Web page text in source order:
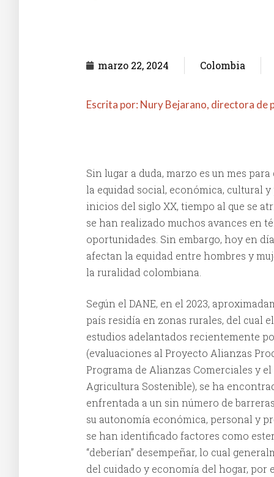
marzo 22, 2024 Colombia
Escrita por: Nury Bejarano, directora de
Sin lugar a duda, marzo es un mes
la equidad social, económica, cultural
inicios del siglo XX, tiempo al que se
se han realizado muchos avances en
oportunidades. Sin embargo, hoy en
afectan la equidad entre hombres y
la ruralidad colombiana.
Según el DANE, en el 2023,
país residía en zonas rurales, del cual
estudios adelantados recientemente
(evaluaciones al Proyecto Alianzas
Programa de Alianzas Comerciales y
Agricultura Sostenible), se ha
enfrentada a un sin número de
su autonomía económica, personal y
se han identificado factores como
“deberían” desempeñar, lo cual
del cuidado y economía del hogar, por